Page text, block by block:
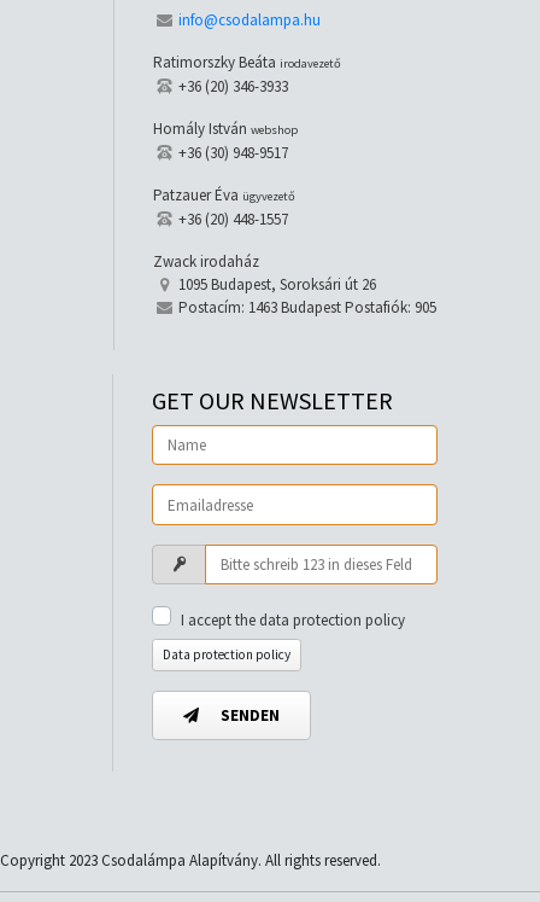
info@csodalampa.hu
Ratimorszky Beáta irodavezető
+36 (20) 346-3933
Homály István webshop
+36 (30) 948-9517
Patzauer Éva ügyvezető
+36 (20) 448-1557
Zwack irodaház
1095 Budapest, Soroksári út 26
Postacím: 1463 Budapest Postafiók: 905
GET OUR NEWSLETTER
I accept the data protection policy
Data protection policy
SENDEN
Copyright 2023 Csodalámpa Alapítvány. All rights reserved.